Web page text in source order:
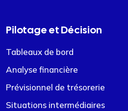
Pilotage et Décision
Tableaux de bord
Analyse financière
Prévisionnel de trésorerie
Situations intermédiaires